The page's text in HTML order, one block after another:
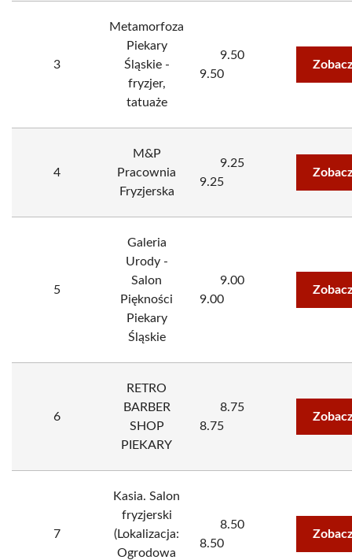
3
Metamorfoza
Piekary
Śląskie -
fryzjer,
tatuaże
9.50
9.50
4
M&P
Pracownia
Fryzjerska
9.25
9.25
5
Galeria
Urody -
Salon
Piękności
Piekary
Śląskie
9.00
9.00
6
RETRO
BARBER
SHOP
PIEKARY
8.75
8.75
7
Kasia. Salon
fryzjerski
(Lokalizacja:
Ogrodowa
8.50
8.50